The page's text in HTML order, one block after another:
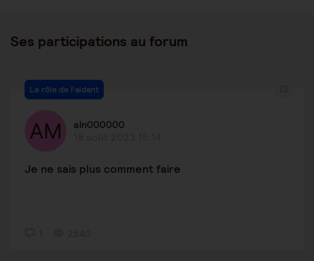
Ses participations au forum
Le rôle de l'aidant
aln000000
Je ne sais plus comment faire